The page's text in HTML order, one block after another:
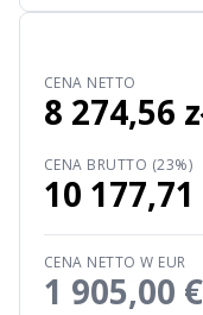
CENA NETTO
8 274,56
CENA BRUTTO (23%)
10 177,71
CENA NETTO W EUR
1 905,00 €